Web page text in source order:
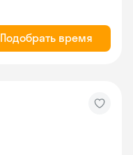
Подобрать время